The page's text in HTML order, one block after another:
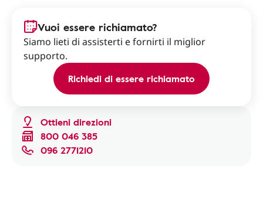
Ottieni direzioni
800 046 385
096 2771210
Vuoi essere richiamato?
Siamo lieti di assisterti e fornirti il miglior
supporto.
Richiedi di essere richiamato